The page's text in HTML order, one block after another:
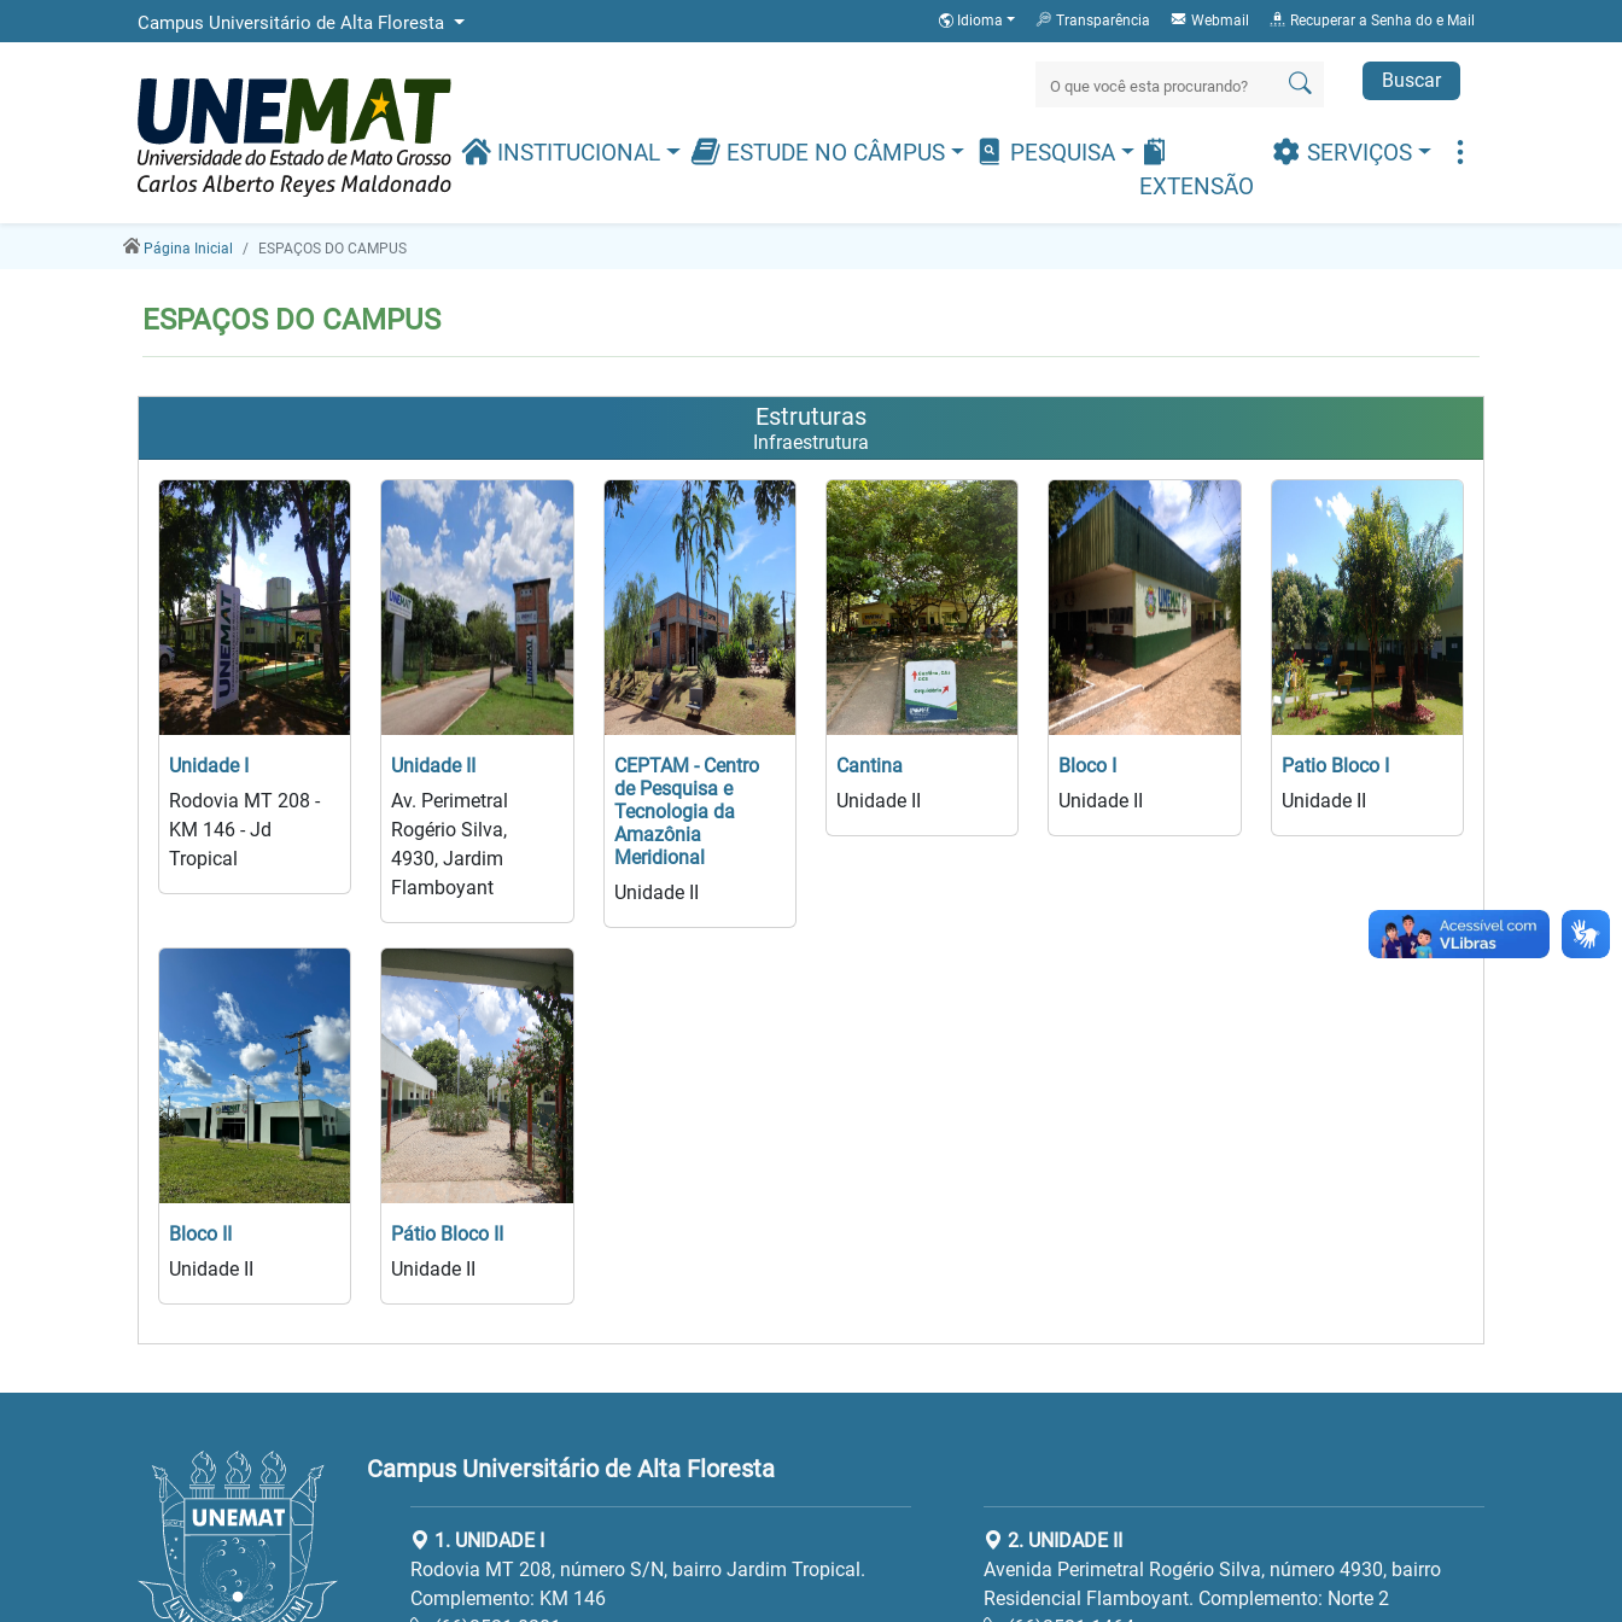
Campus Universitário de Alta Floresta Idioma Transparência Webmail Recuperar a Senha do e Mail
Buscar
INSTITUCIONAL ESTUDE NO CÂMPUS
PESQUISA
EXTENSÃO
SERVIÇOS
Página Inicial ESPAÇOS DO CAMPUS
ESPAÇOS DO CAMPUS
Estruturas
Infraestrutura
Unidade I
Rodovia MT 208 -
KM 146 - Jd
Tropical
Unidade II
Av. Perimetral
Rogério Silva,
4930, Jardim
Flamboyant
CEPTAM - Centro
de Pesquisa e
Tecnologia da
Amazônia
Meridional
Unidade II
Cantina
Unidade II
Bloco I
Unidade II
Patio Bloco I
Unidade II
Bloco II
Unidade II
Pátio Bloco II
Unidade II
Campus Universitário de Alta Floresta
1. UNIDADE I
Rodovia MT 208, número S/N, bairro Jardim Tropical.
Complemento: KM 146
2. UNIDADE II
Avenida Perimetral Rogério Silva, número 4930, bairro
Residencial Flamboyant. Complemento: Norte 2